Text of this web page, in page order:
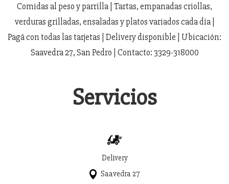
Comidas al peso y parrilla | Tartas, empanadas criollas,
verduras grilladas, ensaladas y platos variados cada día |
Pagá con todas las tarjetas | Delivery disponible | Ubicación:
Saavedra 27, San Pedro | Contacto: 3329-318000
Servicios
Delivery
Saavedra 27